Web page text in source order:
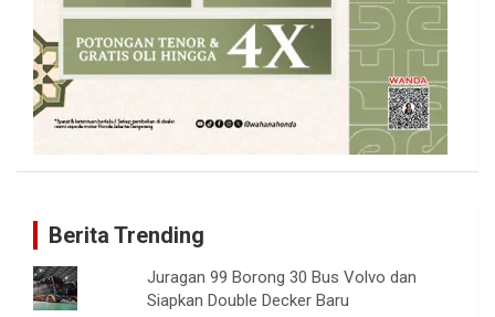
Berita Trending
Juragan 99 Borong 30 Bus Volvo dan
Siapkan Double Decker Baru